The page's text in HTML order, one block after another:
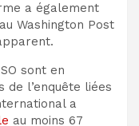
a également
au Washington Post
sont en
de l’enquête liées
a
au moins 67